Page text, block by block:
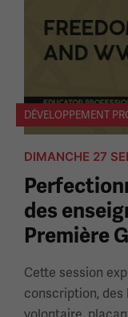
DÉVELOPPEMENT
DIMANCHE 27
des
Première
Cette session
conscription,